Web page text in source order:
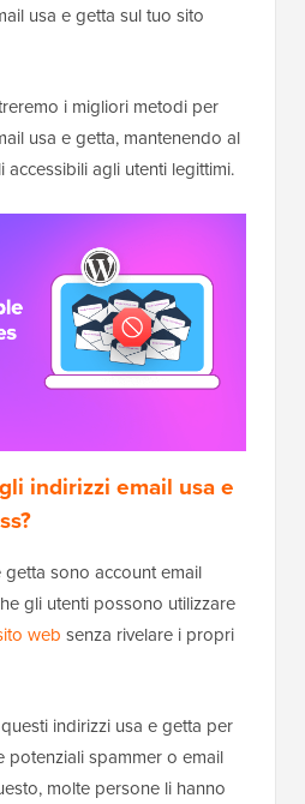
usa e getta sul tuo sito
i migliori metodi per
usa e getta, mantenendo al
agli utenti legittimi.
indirizzi email usa e
sono account email
gli utenti possono utilizzare
web senza rivelare i propri
indirizzi usa e getta per
potenziali spammer o email
molte persone li hanno